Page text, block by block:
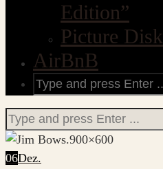
Edition”
Picture Disk
AirBnB
Search
for:
Search
for:
06Dez.